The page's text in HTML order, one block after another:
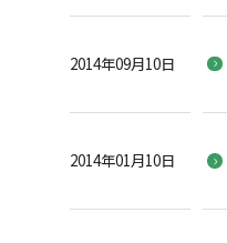
2014年09月10日
2014年01月10日